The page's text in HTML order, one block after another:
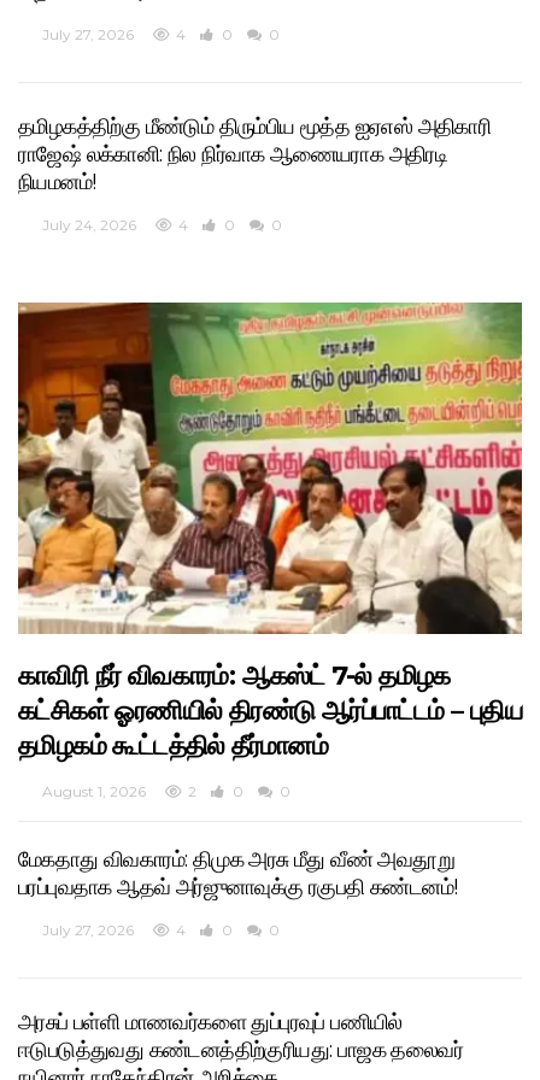
July 27, 2026 4 0 0
தமிழகத்திற்கு மீண்டும் திரும்பிய மூத்த ஐஏஎஸ் அதிகாரி
ராஜேஷ் லக்கானி: நில நிர்வாக ஆணையராக அதிரடி
நியமனம்!
July 24, 2026 4 0 0
காவிரி நீர் விவகாரம்: ஆகஸ்ட் 7-ல் தமிழக
கட்சிகள் ஓரணியில் திரண்டு ஆர்ப்பாட்டம் – புதிய
தமிழகம் கூட்டத்தில் தீர்மானம்
August 1, 2026 2 0 0
மேகதாது விவகாரம்: திமுக அரசு மீது வீண் அவதூறு
பரப்புவதாக ஆதவ் அர்ஜுனாவுக்கு ரகுபதி கண்டனம்!
July 27, 2026 4 0 0
அரசுப் பள்ளி மாணவர்களை துப்புரவுப் பணியில்
ஈடுபடுத்துவது கண்டனத்திற்குரியது: பாஜக தலைவர்